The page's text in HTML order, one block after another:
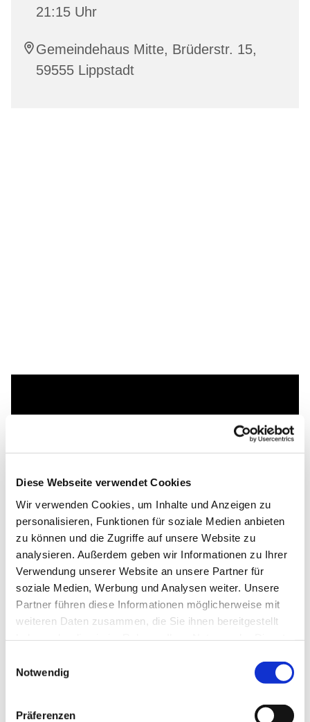
Diese Webseite verwendet Cookies
Wir verwenden Cookies, um Inhalte und Anzeigen zu
personalisieren, Funktionen für soziale Medien anbieten
zu können und die Zugriffe auf unsere Website zu
analysieren. Außerdem geben wir Informationen zu Ihrer
Verwendung unserer Website an unsere Partner für
soziale Medien, Werbung und Analysen weiter. Unsere
Partner führen diese Informationen möglicherweise mit
weiteren Daten zusammen, die Sie ihnen bereitgestellt
Notwendig
Präferenzen
21:15 Uhr
Gemeindehaus Mitte, Brüderstr. 15,
59555 Lippstadt
Dies könnte Sie auch